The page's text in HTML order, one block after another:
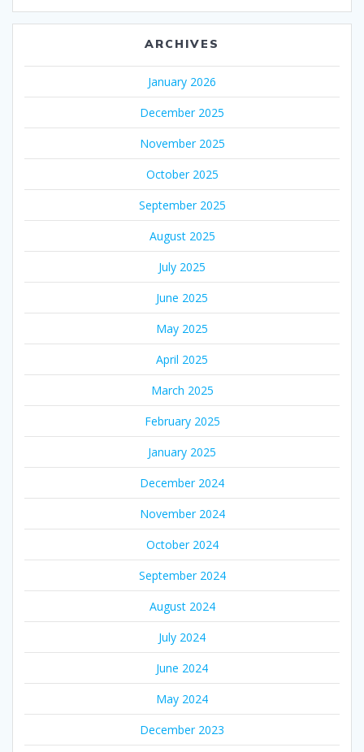
ARCHIVES
January 2026
December 2025
November 2025
October 2025
September 2025
August 2025
July 2025
June 2025
May 2025
April 2025
March 2025
February 2025
January 2025
December 2024
November 2024
October 2024
September 2024
August 2024
July 2024
June 2024
May 2024
December 2023